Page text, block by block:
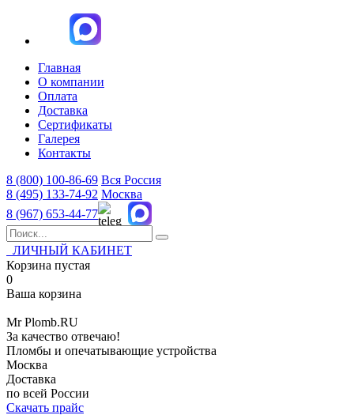
Главная
О компании
Оплата
Доставка
Сертификаты
Галерея
Контакты
8 (800) 100-86-69 Вся Россия
8 (495) 133-74-92 Москва
8 (967) 653-44-77
ЛИЧНЫЙ КАБИНЕТ
Корзина пустая
0
Ваша корзина
MrPlomb.RU
За качество отвечаю!
Пломбы и опечатывающие устройства
Москва
Доставка
по всей России
Скачать прайс